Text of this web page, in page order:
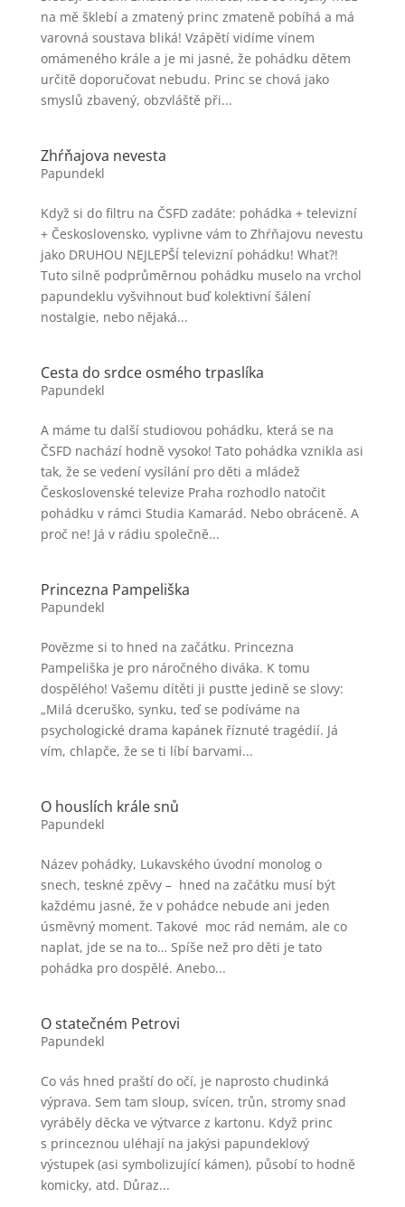
na mě šklebí a zmatený princ zmateně pobíhá a má
varovná soustava bliká! Vzápětí vidíme vínem
omámeného krále a je mi jasné, že pohádku dětem
určitě doporučovat nebudu. Princ se chová jako
smyslů zbavený, obzvláště při...
Zhŕňajova nevesta
Papundekl
Když si do filtru na ČSFD zadáte: pohádka + televizní
+ Československo, vyplivne vám to Zhŕňajovu nevestu
jako DRUHOU NEJLEPŠÍ televizní pohádku! What?!
Tuto silně podprůměrnou pohádku muselo na vrchol
papundeklu vyšvihnout buď kolektivní šálení
nostalgie, nebo nějaká...
Cesta do srdce osmého trpaslíka
Papundekl
A máme tu další studiovou pohádku, která se na
ČSFD nachází hodně vysoko! Tato pohádka vznikla asi
tak, že se vedení vysílání pro děti a mládež
Československé televize Praha rozhodlo natočit
pohádku v rámci Studia Kamarád. Nebo obráceně. A
proč ne! Já v rádiu společně...
Princezna Pampeliška
Papundekl
Povězme si to hned na začátku. Princezna
Pampeliška je pro náročného diváka. K tomu
dospělého! Vašemu dítěti ji pusťte jedině se slovy:
„Milá dceruško, synku, teď se podíváme na
psychologické drama kapánek říznuté tragédií. Já
vím, chlapče, že se ti líbí barvami...
O houslích krále snů
Papundekl
Název pohádky, Lukavského úvodní monolog o
snech, teskné zpěvy – hned na začátku musí být
každému jasné, že v pohádce nebude ani jeden
úsměvný moment. Takové moc rád nemám, ale co
naplat, jde se na to… Spíše než pro děti je tato
pohádka pro dospělé. Anebo...
O statečném Petrovi
Papundekl
Co vás hned praští do očí, je naprosto chudinká
výprava. Sem tam sloup, svícen, trůn, stromy snad
vyráběly děcka ve výtvarce z kartonu. Když princ
s princeznou uléhají na jakýsi papundeklový
výstupek (asi symbolizující kámen), působí to hodně
komicky, atd. Důraz...